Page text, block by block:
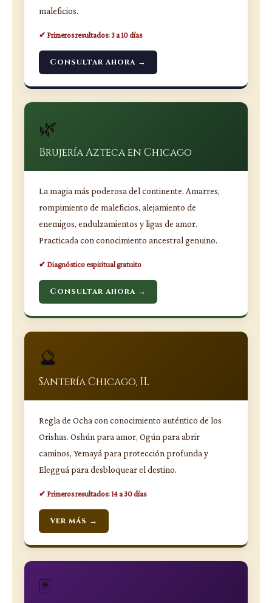
maleficios.
✔ Primeros resultados: 3 a 10 días
Consultar ahora →
🌿
Brujería Azteca en Chicago
La magia más poderosa del continente. Amarres,
rompimiento de maleficios, alejamiento de
enemigos, endulzamientos y ligas de amor.
Practicada con conocimiento ancestral genuino.
✔ Diagnóstico espiritual gratuito
Consultar ahora →
🔮
Santería Chicago, IL
Regla de Ocha con conocimiento auténtico de los
Orishas. Oshún para amor, Ogún para abrir
caminos, Yemayá para protección profunda y
Elegguá para desbloquear el destino.
✔ Primeros resultados: 14 a 30 días
Ver más →
🃏